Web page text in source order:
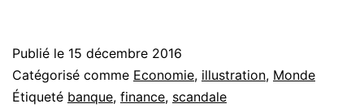
Publié le 15 décembre 2016
Catégorisé comme Economie, illustration, Monde
Étiqueté banque, finance, scandale